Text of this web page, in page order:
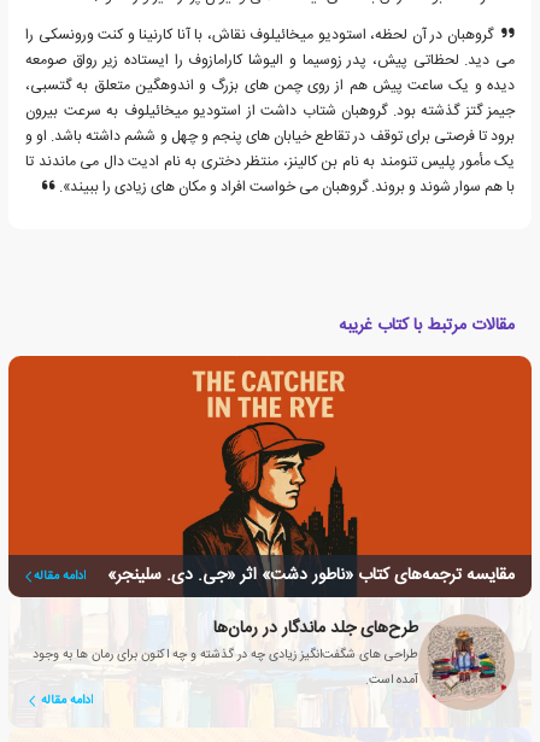
گروهبان در آن لحظه، استودیو میخائیلوف نقاش، با آنا کارنینا و کنت ورونسکی را
می دید. لحظاتی پیش، پدر زوسیما و الیوشا کارامازوف را ایستاده زیر رواق صومعه
دیده و یک ساعت پیش هم از روی چمن های بزرگ و اندوهگین متعلق به گتسبی،
جیمز گتز گذشته بود. گروهبان شتاب داشت از استودیو میخائیلوف به سرعت بیرون
برود تا فرصتی برای توقف در تقاطع خیابان های پنجم و چهل و ششم داشته باشد. او و
یک مأمور پلیس تنومند به نام بن کالینز، منتظر دختری به نام ادیت دال می ماندند تا
با هم سوار شوند و بروند. گروهبان می خواست افراد و مکان های زیادی را ببیند».
مقالات مرتبط با کتاب غریبه
مقایسه ترجمه‌های کتاب «ناطور دشت» اثر «جی. دی. سلینجر» ادامه مقاله
طرح‌های جلد ماندگار در رمان‌ها
طراحی های شگفت‌انگیز زیادی چه در گذشته و چه اکنون برای رمان ها به وجود
آمده است.
ادامه مقاله